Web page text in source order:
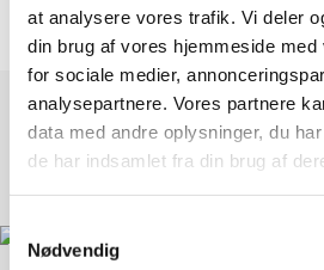
at analysere vores trafik. Vi deler
din brug af vores hjemmeside med
for sociale medier,
analysepartnere. Vores partnere
data med andre oplysninger, du
de har indsamlet fra din brug af
Samtykkevalg
Nødvendig